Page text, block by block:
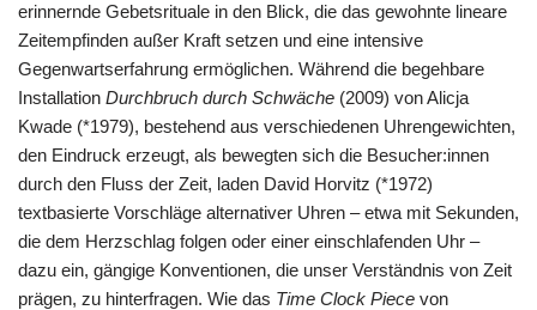
erinnernde Gebetsrituale in den Blick, die das gewohnte lineare
Zeitempfinden außer Kraft setzen und eine intensive
Gegenwartserfahrung ermöglichen. Während die begehbare
Installation Durchbruch durch Schwäche (2009) von Alicja
Kwade (*1979), bestehend aus verschiedenen Uhrengewichten,
den Eindruck erzeugt, als bewegten sich die Besucher:innen
durch den Fluss der Zeit, laden David Horvitz (*1972)
textbasierte Vorschläge alternativer Uhren – etwa mit Sekunden,
die dem Herzschlag folgen oder einer einschlafenden Uhr –
dazu ein, gängige Konventionen, die unser Verständnis von Zeit
prägen, zu hinterfragen. Wie das Time Clock Piece von